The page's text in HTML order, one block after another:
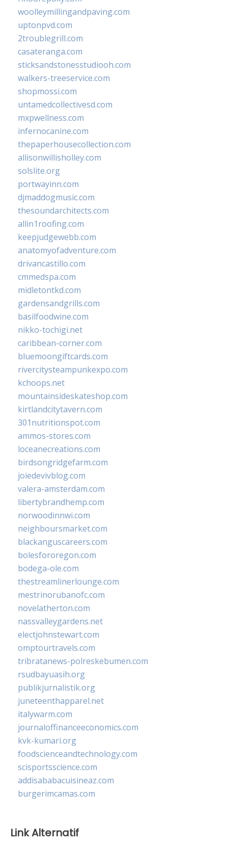
woolleymillingandpaving.com
uptonpvd.com
2troublegrill.com
casateranga.com
sticksandstonesstudiooh.com
walkers-treeservice.com
shopmossi.com
untamedcollectivesd.com
mxpwellness.com
infernocanine.com
thepaperhousecollection.com
allisonwillisholley.com
solslite.org
portwayinn.com
djmaddogmusic.com
thesoundarchitects.com
allin1roofing.com
keepjudgewebb.com
anatomyofadventure.com
drivancastillo.com
cmmedspa.com
midletontkd.com
gardensandgrills.com
basilfoodwine.com
nikko-tochigi.net
caribbean-corner.com
bluemoongiftcards.com
rivercitysteampunkexpo.com
kchoops.net
mountainsideskateshop.com
kirtlandcitytavern.com
301nutritionspot.com
ammos-stores.com
loceanecreations.com
birdsongridgefarm.com
joiedevivblog.com
valera-amsterdam.com
libertybrandhemp.com
norwoodinnwi.com
neighboursmarket.com
blackanguscareers.com
bolesfororegon.com
bodega-ole.com
thestreamlinerlounge.com
mestrinorubanofc.com
novelatherton.com
nassvalleygardens.net
electjohnstewart.com
omptourtravels.com
tribratanews-polreskebumen.com
rsudbayuasih.org
publikjurnalistik.org
juneteenthapparel.net
italywarm.com
journaloffinanceeconomics.com
kvk-kumari.org
foodscienceandtechnology.com
scisportsscience.com
addisababacuisineaz.com
burgerimcamas.com
Link Alternatif